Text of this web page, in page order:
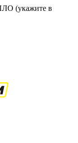
(укажите в